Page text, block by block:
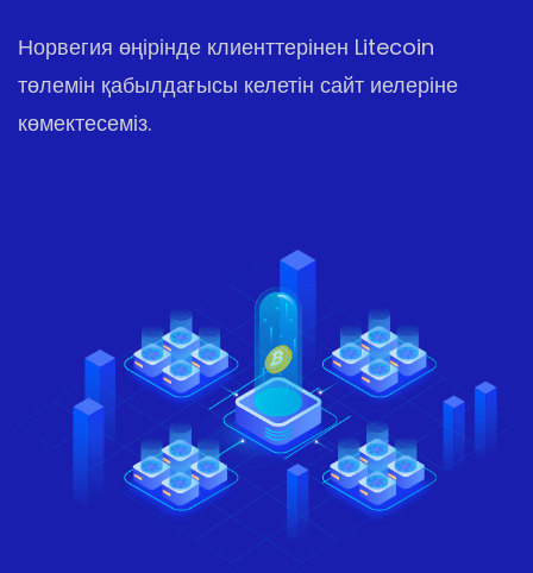
Норвегия өңірінде клиенттерінен Litecoin
төлемін қабылдағысы келетін сайт иелеріне
көмектесеміз.